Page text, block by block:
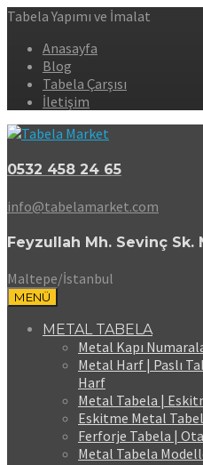
Tabela Yapımı ve İmalat
Anasayfa
Blog
Tabela Çarşısı
İletişim
0532 458 24 65
info@tabelamarket.com
Feyzullah Mh. Sevinç Sk.
Maltepe/İstanbul
MENÜ
METAL TABELA
Metal Kapı
Metal Harf | Paslı
Harf
Metal Tabela |
Eskitme Metal
Ferforje Tabela |
Metal Tabela